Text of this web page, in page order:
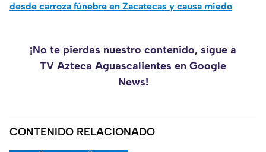
desde carroza fúnebre en Zacatecas y causa miedo
¡No te pierdas nuestro contenido, sigue a
TV Azteca Aguascalientes en Google
News!
CONTENIDO RELACIONADO